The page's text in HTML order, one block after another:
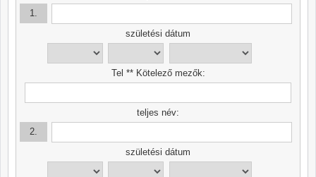
1.
születési dátum
Tel ** Kötelező mezők:
teljes név:
2.
születési dátum